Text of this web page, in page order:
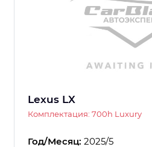
Lexus LX
Комплектация: 700h Luxury
Год/Месяц: 2025/5